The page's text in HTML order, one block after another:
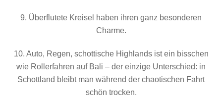
9. Überflutete Kreisel haben ihren ganz besonderen
Charme.
10. Auto, Regen, schottische Highlands ist ein bisschen
wie Rollerfahren auf Bali – der einzige Unterschied: in
Schottland bleibt man während der chaotischen Fahrt
schön trocken.